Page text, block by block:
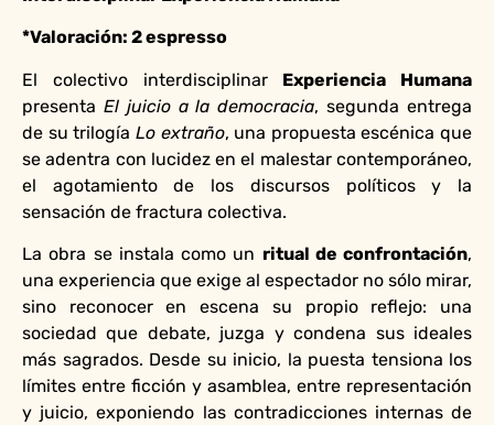
*Valoración: 2 espresso
El colectivo interdisciplinar Experiencia Humana
presenta El juicio a la democracia, segunda entrega
de su trilogía Lo extraño, una propuesta escénica que
se adentra con lucidez en el malestar contemporáneo,
el agotamiento de los discursos políticos y la
sensación de fractura colectiva.
La obra se instala como un ritual de confrontación,
una experiencia que exige al espectador no sólo mirar,
sino reconocer en escena su propio reflejo: una
sociedad que debate, juzga y condena sus ideales
más sagrados. Desde su inicio, la puesta tensiona los
límites entre ficción y asamblea, entre representación
y juicio, exponiendo las contradicciones internas de